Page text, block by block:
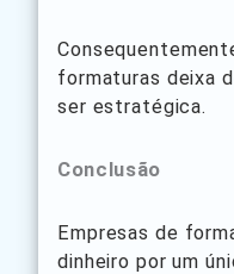
formaturas deixa
ser estratégica.
Conclusão
Empresas de
dinheiro por um